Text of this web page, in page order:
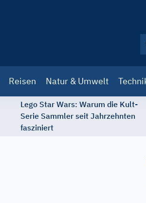
Reisen Natur & Umwelt
Lego Star Wars: Warum die Kult-
Serie Sammler seit Jahrzehnten
fasziniert